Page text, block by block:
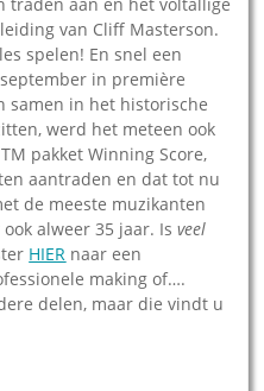
van Cliff Masterson.
spelen! En snel een
in première
samen in het historische
werd het meteen ook
pakket Winning Score,
aantraden en dat tot nu
de meeste muzikanten
alweer 35 jaar. Isveel
HIER naar een
making of….
delen, maar die vindt u